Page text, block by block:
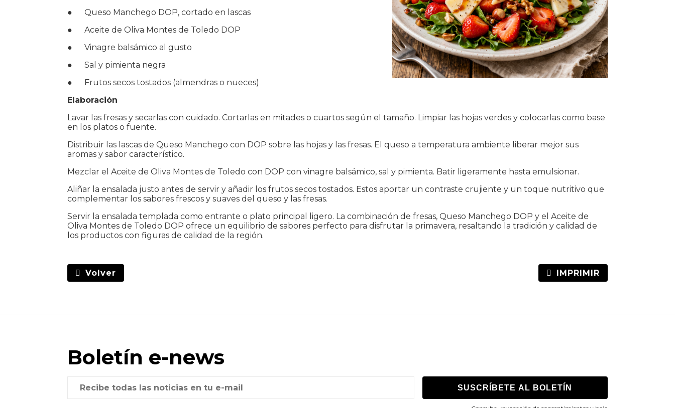
● Queso Manchego DOP, cortado en lascas
● Aceite de Oliva Montes de Toledo DOP
● Vinagre balsámico al gusto
● Sal y pimienta negra
● Frutos secos tostados (almendras o nueces)
Elaboración
Lavar las fresas y secarlas con cuidado. Cortarlas en mitades o cuartos según el tamaño. Limpiar las hojas verdes y colocarlas como base
en los platos o fuente.
Distribuir las lascas de Queso Manchego con DOP sobre las hojas y las fresas. El queso a temperatura ambiente liberar mejor sus
aromas y sabor característico.
Mezclar el Aceite de Oliva Montes de Toledo con DOP con vinagre balsámico, sal y pimienta. Batir ligeramente hasta emulsionar.
Aliñar la ensalada justo antes de servir y añadir los frutos secos tostados. Estos aportar un contraste crujiente y un toque nutritivo que
complementar los sabores frescos y suaves del queso y las fresas.
Servir la ensalada templada como entrante o plato principal ligero. La combinación de fresas, Queso Manchego DOP y el Aceite de
Oliva Montes de Toledo DOP ofrece un equilibrio de sabores perfecto para disfrutar la primavera, resaltando la tradición y calidad de
los productos con figuras de calidad de la región.
Volver IMPRIMIR
Boletín e-news